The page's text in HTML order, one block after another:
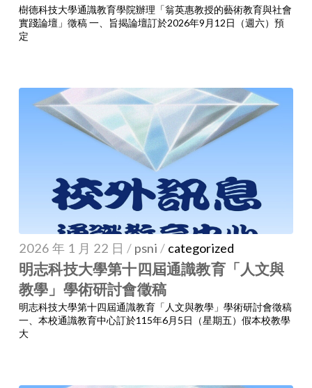
樹德科技大學通識教育學院辦理「翁英惠教授的藝術教育與社會
實踐論壇」徵稿 一、旨揭論壇訂於2026年9月12日（週六）預
定
2026 年 1 月 22 日 / psni / categorized
明志科技大學第十四屆通識教育「人文與
教學」學術研討會徵稿
明志科技大學第十四屆通識教育「人文與教學」學術研討會徵稿
一、本校通識教育中心訂於115年6月5日（星期五）假本校教學
大